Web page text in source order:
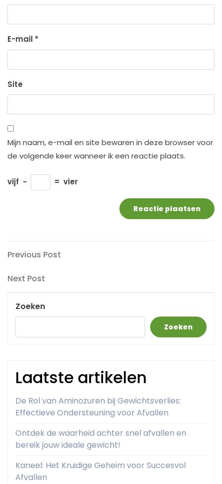
E-mail *
Site
Mijn naam, e-mail en site bewaren in deze browser voor
de volgende keer wanneer ik een reactie plaats.
vijf − = vier
Berichtnavigatie
Previous
Previous Post
Next
Next Post
Zoeken
Zoeken
Laatste artikelen
De Rol van Aminozuren bij Gewichtsverlies:
Effectieve Ondersteuning voor Afvallen
Ontdek de waarheid achter snel afvallen en
bereik jouw ideale gewicht!
Kaneel: Het Kruidige Geheim voor Succesvol
Afvallen